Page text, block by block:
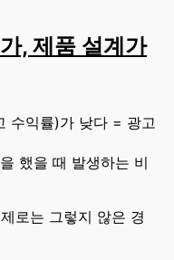
, 제품 설계가
수익률)가 낮다 = 광고
했을 때 발생하는 비
로는 그렇지 않은 경